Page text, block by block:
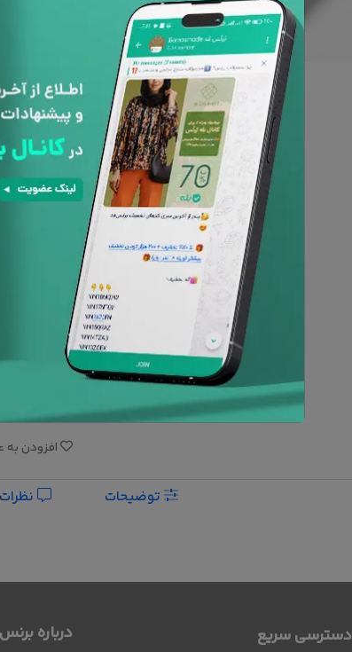
به دلیل
با توجه
است رنگ محصولات در
افزودن به
دسترسی سریع درباره برنس